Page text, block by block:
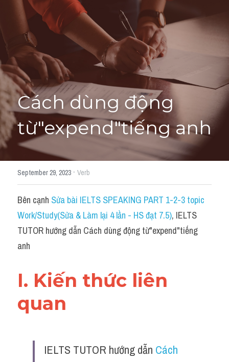
Học thử →
Cách dùng động
từ"expend"tiếng anh
September 29, 2023 · Verb
Bên cạnh Sửa bài IELTS SPEAKING PART 1-2-3 topic
Work/Study(Sửa & Làm lại 4 lần - HS đạt 7.5), IELTS
TUTOR hướng dẫn Cách dùng động từ"expend"tiếng
anh
I. Kiến thức liên
quan
IELTS TUTOR hướng dẫn Cách